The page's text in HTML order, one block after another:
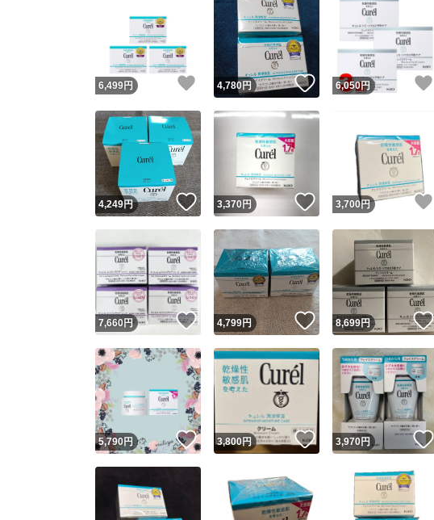
6,499円 いいね！
4,780円 いいね！
6,050円
4,249円 いいね！
3,370 円 いいね！
3,700円
7,660円 いいね！
4,799円 いいね！
8,699円
5,790円 いいね！
3,800円 いいね！
3,970円